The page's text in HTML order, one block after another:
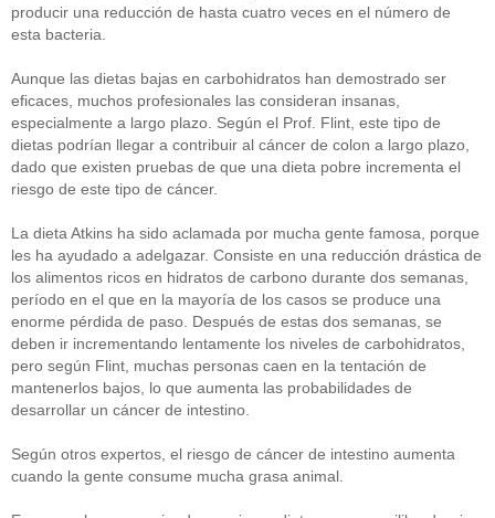
producir una reducción de hasta cuatro veces en el número de
esta bacteria.
Aunque las dietas bajas en carbohidratos han demostrado ser
eficaces, muchos profesionales las consideran insanas,
especialmente a largo plazo. Según el Prof. Flint, este tipo de
dietas podrían llegar a contribuir al cáncer de colon a largo plazo,
dado que existen pruebas de que una dieta pobre incrementa el
riesgo de este tipo de cáncer.
La dieta Atkins ha sido aclamada por mucha gente famosa, porque
les ha ayudado a adelgazar. Consiste en una reducción drástica de
los alimentos ricos en hidratos de carbono durante dos semanas,
período en el que en la mayoría de los casos se produce una
enorme pérdida de paso. Después de estas dos semanas, se
deben ir incrementando lentamente los niveles de carbohidratos,
pero según Flint, muchas personas caen en la tentación de
mantenerlos bajos, lo que aumenta las probabilidades de
desarrollar un cáncer de intestino.
Según otros expertos, el riesgo de cáncer de intestino aumenta
cuando la gente consume mucha grasa animal.